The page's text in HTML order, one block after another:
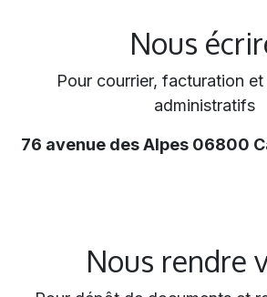
Nous
Pour courrier, facturation
administratifs
76 avenue des Alpes 06800
Nous rendre